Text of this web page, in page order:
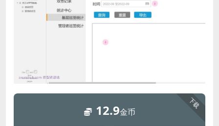
下载
12.9金币